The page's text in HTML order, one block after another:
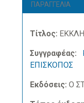
ΠΑΡΑΓΓΕΛΙΑ
Τίτλος:
Συγγραφέας:
ΕΠΙΣΚΟΠΟΣ
Εκδόσεις: Ο